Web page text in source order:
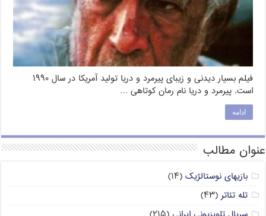
فیلم بسیار دیدنی و زیبای پیرمرد و دریا تولید آمریکا در سال ۱۹۹۰
است. پیرمرد و دریا نام رمان کوتاهی …
ادامه
عنوان مطالب
بازیهای نوستالژیک (۱۴)
تله تئاتر (۴۳)